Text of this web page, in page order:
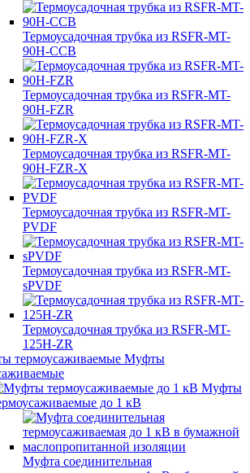
Термоусадочная трубка из RSFR-MT-
90H-CCB
Термоусадочная трубка из RSFR-MT-
90H-FZR
Термоусадочная трубка из RSFR-MT-
90H-FZR-X
Термоусадочная трубка из RSFR-MT-
PVDF
Термоусадочная трубка из RSFR-MT-
sPVDF
Термоусадочная трубка из RSFR-MT-
125H-ZR
Муфты
Муфты
до 1 кВ
Муфта соединительная